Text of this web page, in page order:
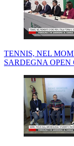
TENNIS, NEL
SARDEGNA